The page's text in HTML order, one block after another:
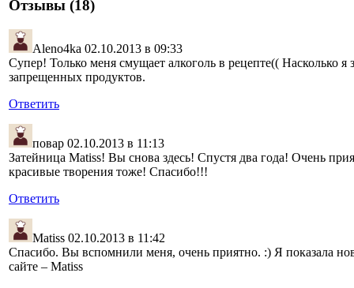
Отзывы (18)
Aleno4ka 02.10.2013 в 09:33
Супер! Только меня смущает алкоголь в рецепте(( Насколько я
запрещенных продуктов.
Ответить
повар 02.10.2013 в 11:13
Затейница Matiss! Вы снова здесь! Спустя два года! Очень
красивые творения тоже! Спасибо!!!
Ответить
Matiss 02.10.2013 в 11:42
Спасибо. Вы вспомнили меня, очень приятно. :) Я показала
сайте – Matiss